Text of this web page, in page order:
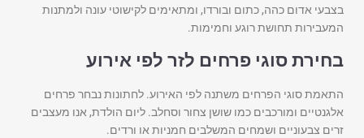
בצבעי אדום כהה, כתום ובורדו, ומתאימים לקישוטי עונה ולמתנות
המעבירות תחושת רוגע וחמימות.
בחירת סוגי פרחים לזר לפי אירוע
התאמת סוגי הפרחים משתנה לפי האירוע. לחתונות נבחר פרחים
אלגנטיים ומורכבים כמו שושן צחור וסחלב. ליום הולדת, אנו מעצבים
זרים צבעוניים ושמחים המשלבים חמניות או ורדים.